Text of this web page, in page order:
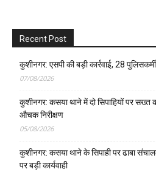
Recent Post
कुशीनगर: एसपी की बड़ी कार्रवाई, 28
07/08/2026
कुशीनगर: कसया थाने में दो सिपाहियों पर सख्त
औचक निरीक्षण
05/08/2026
कुशीनगर: कसया थाने के सिपाही पर ढाबा
पर बड़ी कार्यवाही